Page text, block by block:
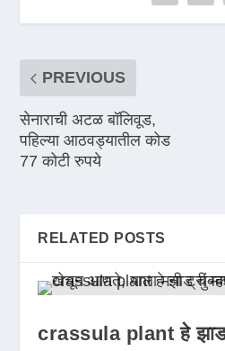
PREVIOUS
सेनाराची अटळ बॉलिवूड,
पहिल्या आठवड्यातील कोड
77 कोटी रुपये
RELATED POSTS
crassula plant हे झाड